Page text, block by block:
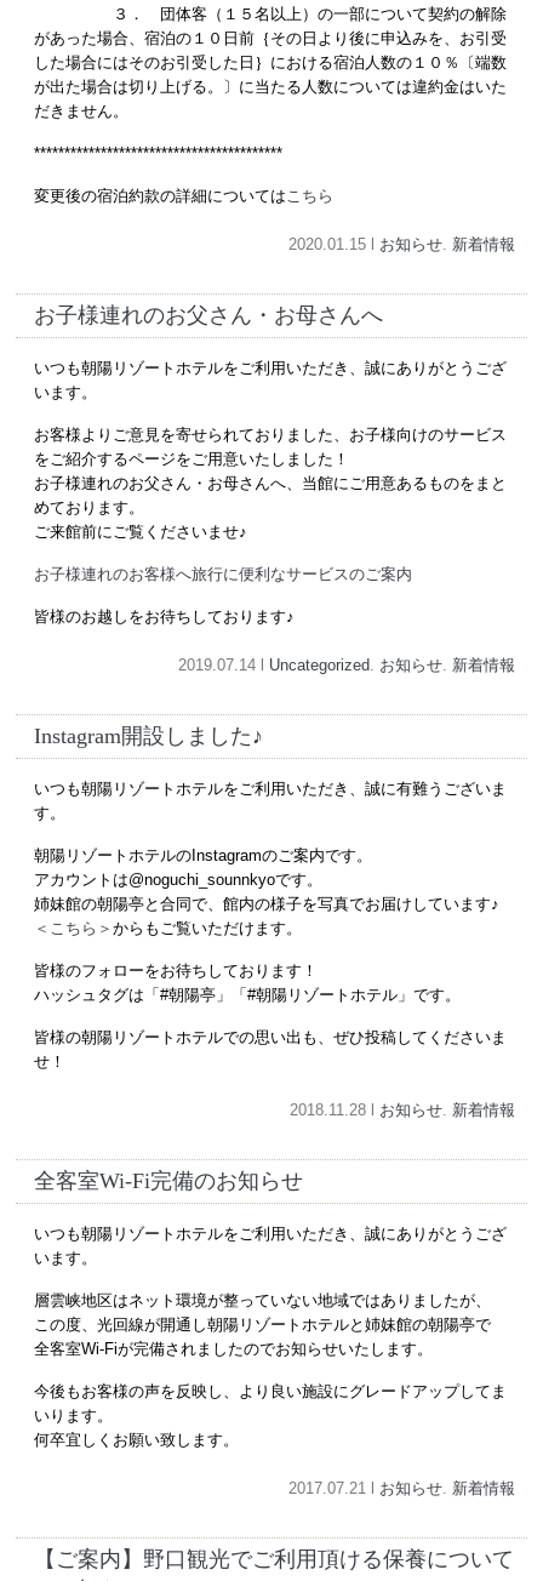
３． 団体客（１５名以上）の一部について契約の解除
があった場合、宿泊の１０日前｛その日より後に申込みを、お引受
した場合にはそのお引受した日｝における宿泊人数の１０％〔端数
が出た場合は切り上げる。〕に当たる人数については違約金はいた
だきません。
*****************************************
変更後の宿泊約款の詳細についてはこちら
2020.01.15 l お知らせ. 新着情報
お子様連れのお父さん・お母さんへ
いつも朝陽リゾートホテルをご利用いただき、誠にありがとうござ
います。
お客様よりご意見を寄せられておりました、お子様向けのサービス
をご紹介するページをご用意いたしました！
お子様連れのお父さん・お母さんへ、当館にご用意あるものをまと
めております。
ご来館前にご覧くださいませ♪
お子様連れのお客様へ旅行に便利なサービスのご案内
皆様のお越しをお待ちしております♪
2019.07.14 l Uncategorized. お知らせ. 新着情報
Instagram開設しました♪
いつも朝陽リゾートホテルをご利用いただき、誠に有難うございま
す。
朝陽リゾートホテルのInstagramのご案内です。
アカウントは@noguchi_sounnkyoです。
姉妹館の朝陽亭と合同で、館内の様子を写真でお届けしています♪
＜こちら＞からもご覧いただけます。
皆様のフォローをお待ちしております！
ハッシュタグは「#朝陽亭」「#朝陽リゾートホテル」です。
皆様の朝陽リゾートホテルでの思い出も、ぜひ投稿してくださいま
せ！
2018.11.28 l お知らせ. 新着情報
全客室Wi-Fi完備のお知らせ
いつも朝陽リゾートホテルをご利用いただき、誠にありがとうござ
います。
層雲峡地区はネット環境が整っていない地域ではありましたが、
この度、光回線が開通し朝陽リゾートホテルと姉妹館の朝陽亭で
全客室Wi-Fiが完備されましたのでお知らせいたします。
今後もお客様の声を反映し、より良い施設にグレードアップしてま
いります。
何卒宜しくお願い致します。
2017.07.21 l お知らせ. 新着情報
【ご案内】野口観光でご利用頂ける保養について